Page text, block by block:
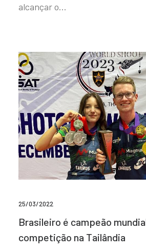
alcançar o…
25/03/2022
Brasileiro é campeão
competição na Tailândia